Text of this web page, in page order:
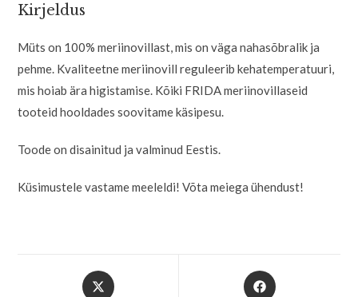
Kirjeldus
Müts on 100% meriinovillast, mis on väga nahasõbralik ja
pehme. Kvaliteetne meriinovill reguleerib kehatemperatuuri,
mis hoiab ära higistamise. Kõiki FRIDA meriinovillaseid
tooteid hooldades soovitame käsipesu.
Toode on disainitud ja valminud Eestis.
Küsimustele vastame meeleldi! Võta meiega ühendust!